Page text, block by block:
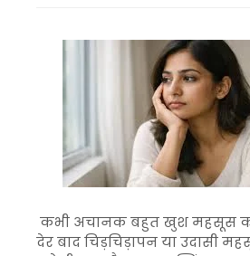
कभी अचानक बहुत खुश महसूस
देर बाद चिड़चिड़ापन या उदासी